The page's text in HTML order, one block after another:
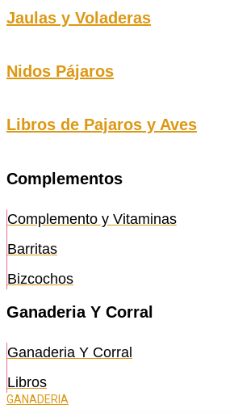
Jaulas y Voladeras
Nidos Pájaros
Libros de Pajaros y Aves
Complementos
Complemento y Vitaminas
Barritas
Bizcochos
Ganaderia Y Corral
Ganaderia Y Corral
Libros
GANADERIA